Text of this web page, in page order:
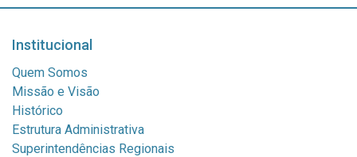
Institucional
Quem Somos
Missão e Visão
Histórico
Estrutura Administrativa
Superintendências Regionais